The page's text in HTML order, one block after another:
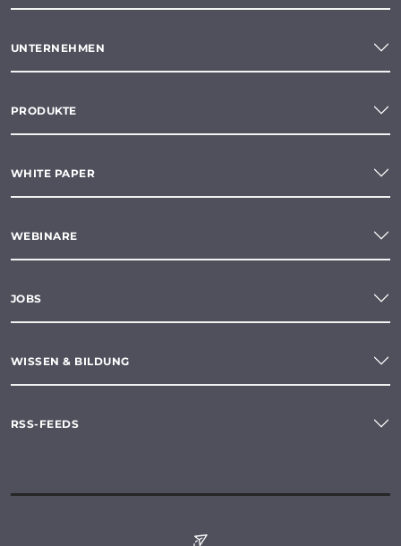
UNTERNEHMEN
PRODUKTE
WHITE PAPER
WEBINARE
JOBS
WISSEN & BILDUNG
RSS-FEEDS